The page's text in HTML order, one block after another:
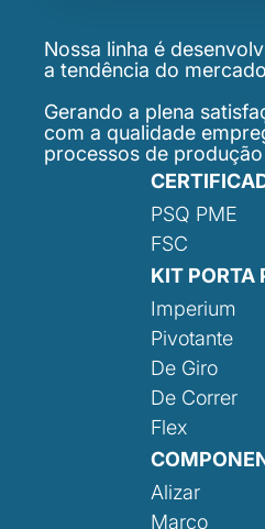
Nossa linha é
a tendência do
Gerando a plena
com a qualidade
processos de
PSQ PME
FSC
KIT PORTA
Imperium
Pivotante
De Giro
De Correr
Flex
Alizar
Marco